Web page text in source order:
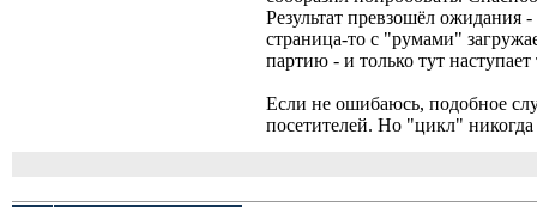
Результат превзошёл
страница-то с "румами"
партию - и только тут
Если не ошибаюсь, подобное
посетителей. Но "цикл"